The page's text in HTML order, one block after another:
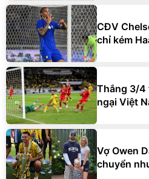
CĐV
chỉ kém
Thắng 3/4
ngại Việt
Vợ Owen
chuyển